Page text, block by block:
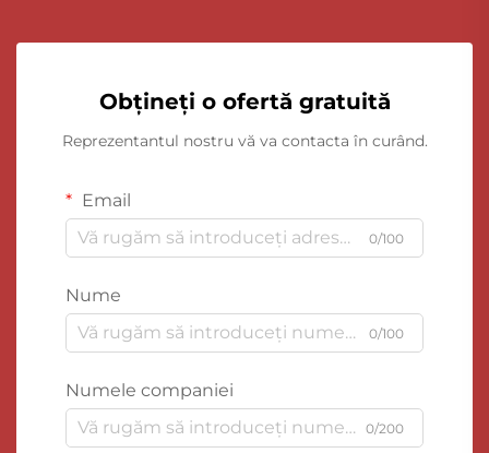
Obțineți o ofertă gratuită
Reprezentantul nostru vă va contacta în curând.
Email
0/100
Nume
0/100
Numele companiei
0/200